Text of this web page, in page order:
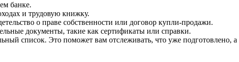
банке.
и трудовую книжку.
о праве собственности или договор купли-продажи.
документы, такие как сертификаты или справки.
список. Это поможет вам отслеживать, что уже подготовлено, а